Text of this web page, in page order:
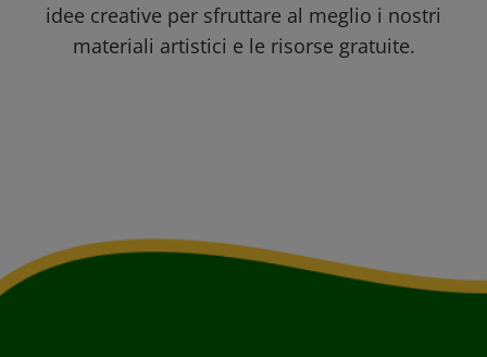
idee creative per sfruttare al meglio i nostri
materiali artistici e le risorse gratuite.